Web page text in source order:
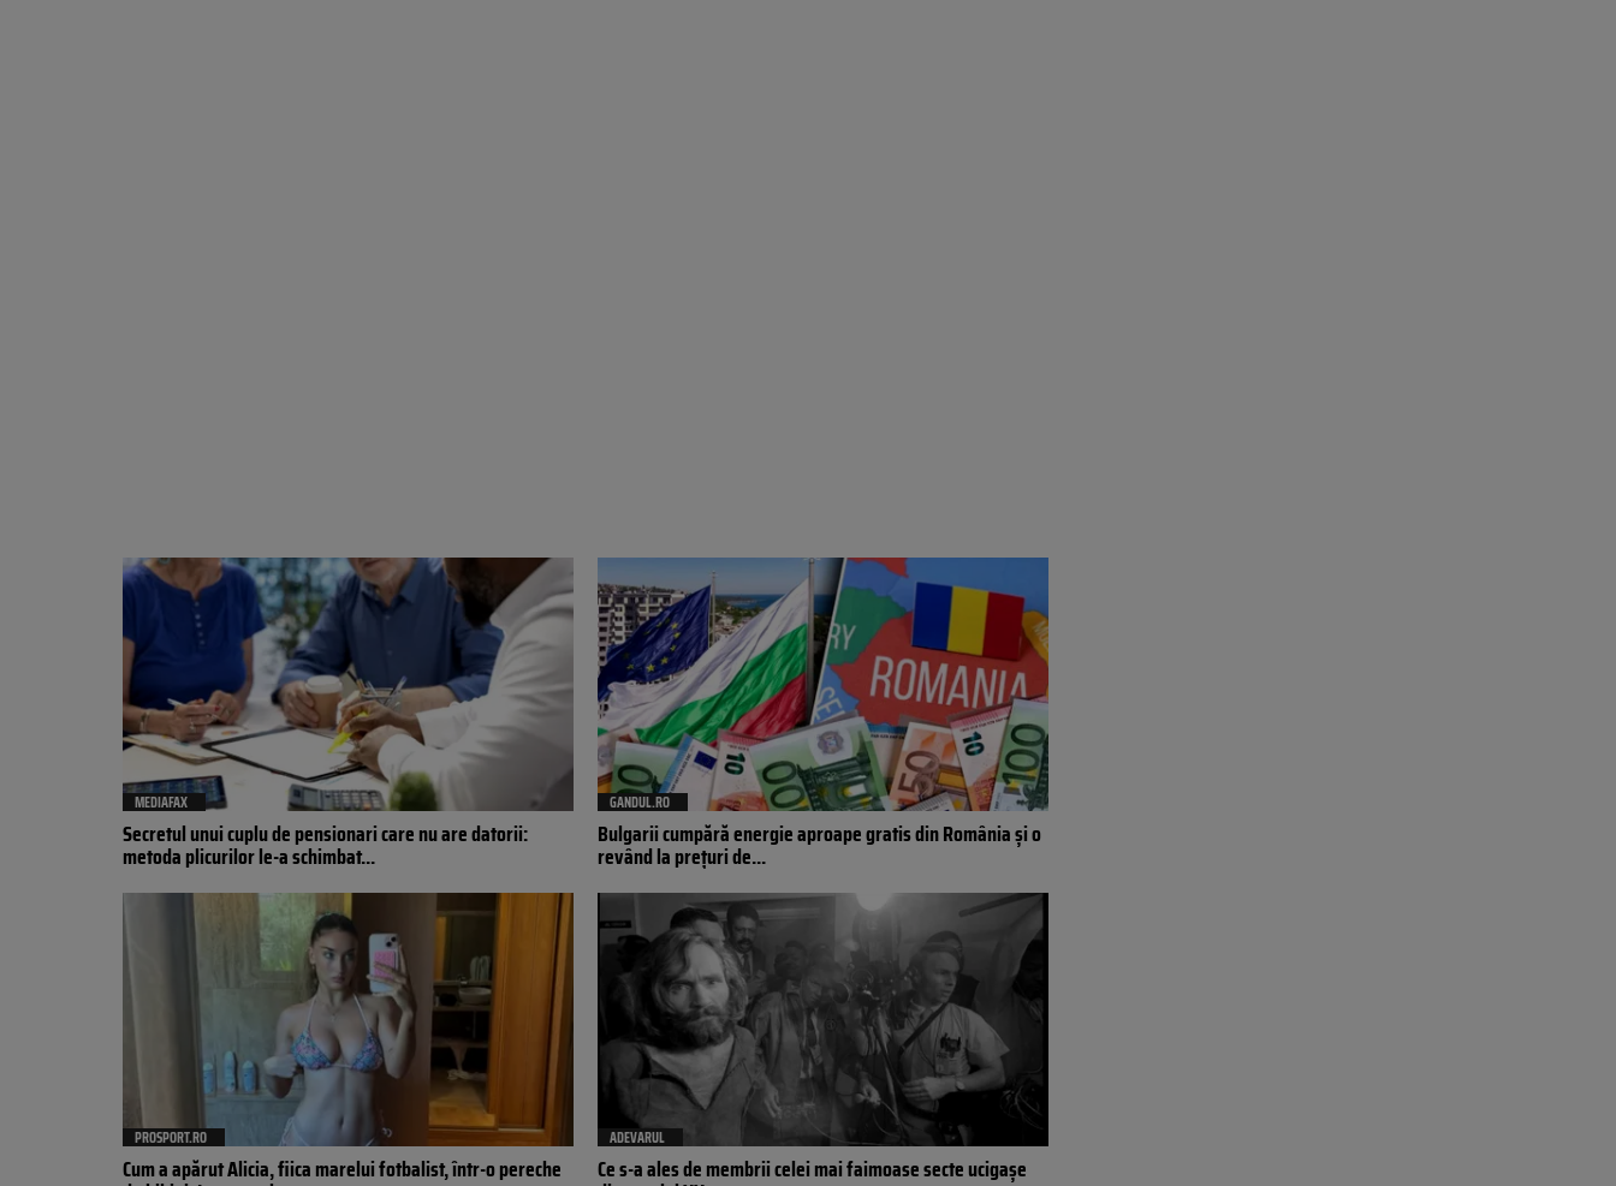
MEDIAFAX
Secretul unui cuplu de pensionari care nu are datorii:
metoda plicurilor le-a schimbat...
GANDUL.RO
Bulgarii cumpără energie aproape gratis din România și o
revând la prețuri de...
PROSPORT.RO
Cum a apărut Alicia, fiica marelui fotbalist, într-o pereche
ADEVARUL
Ce s-a ales de membrii celei mai faimoase secte ucigașe